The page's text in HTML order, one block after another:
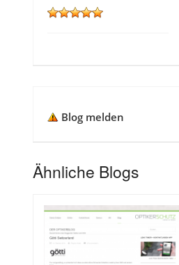
Blog melden
Ähnliche Blogs